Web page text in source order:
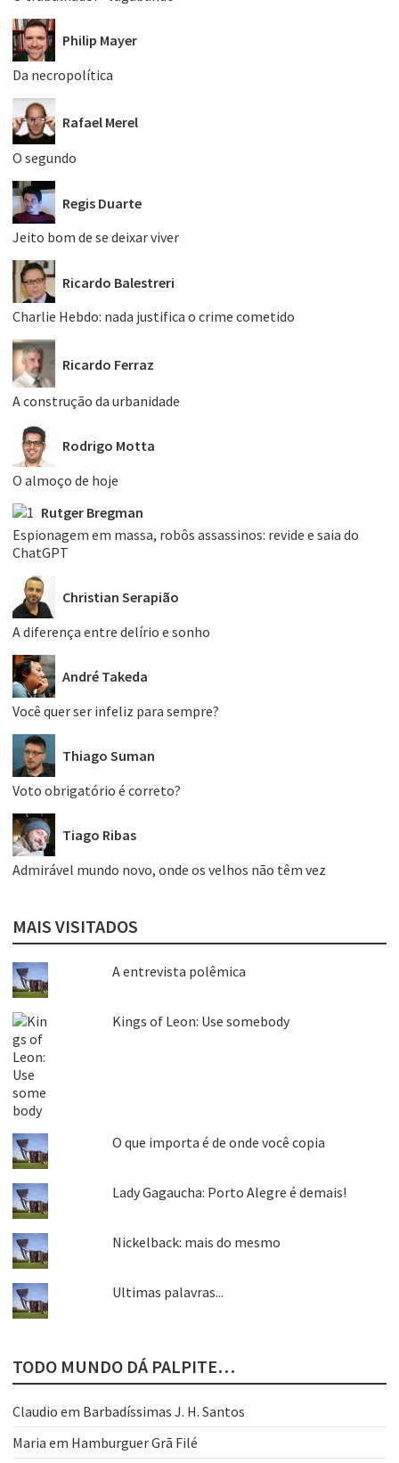
Philip Mayer
Da necropolítica
Rafael Merel
O segundo
Regis Duarte
Jeito bom de se deixar viver
Ricardo Balestreri
Charlie Hebdo: nada justifica o crime cometido
Ricardo Ferraz
A construção da urbanidade
Rodrigo Motta
O almoço de hoje
Rutger Bregman
Espionagem em massa, robôs assassinos: revide e saia do
ChatGPT
Christian Serapião
A diferença entre delírio e sonho
André Takeda
Você quer ser infeliz para sempre?
Thiago Suman
Voto obrigatório é correto?
Tiago Ribas
Admirável mundo novo, onde os velhos não têm vez
MAIS VISITADOS
A entrevista polêmica
Kings of Leon: Use somebody
O que importa é de onde você copia
Lady Gagaucha: Porto Alegre é demais!
Nickelback: mais do mesmo
Ultimas palavras...
TODO MUNDO DÁ PALPITE…
Claudio em Barbadíssimas J. H. Santos
Maria em Hamburguer Grã Filé